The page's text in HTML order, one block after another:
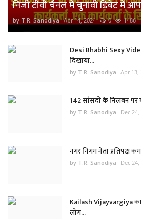
निजी टीवी चैनल में चुनावी डिबेट में
by T.R. Sanodiya Apr 14, 2024 0 1486
Desi Bhabhi Sexy
दिखाया...
by T.R. Sanodiya Apr 13,
142 सांसदों के निलंबन पर
by T.R. Sanodiya Dec
नगर निगम नेता प्रतिपक्ष
by T.R. Sanodiya Dec
Kailash Vijayvargiya
लोग...